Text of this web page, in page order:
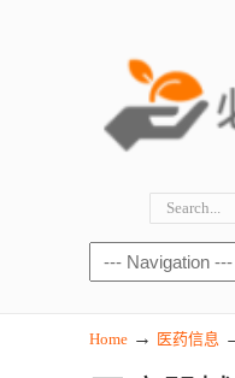
Home → 医药信息